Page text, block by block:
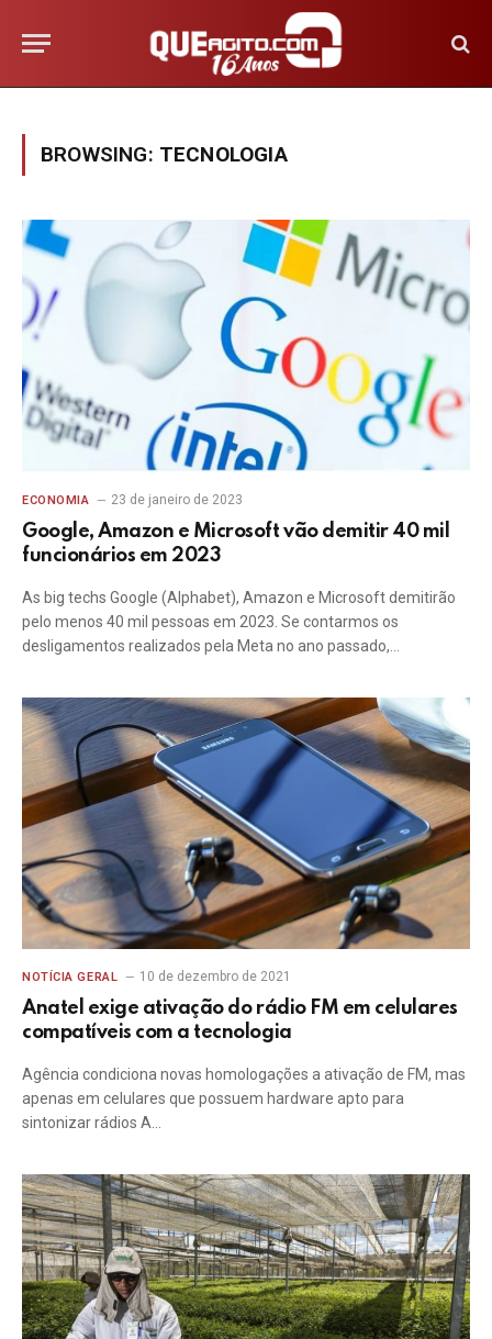
BROWSING: TECNOLOGIA
ECONOMIA 23 de janeiro de 2023
Google, Amazon e Microsoft vão demitir 40 mil
funcionários em 2023
As big techs Google (Alphabet), Amazon e Microsoft demitirão
pelo menos 40 mil pessoas em 2023. Se contarmos os
desligamentos realizados pela Meta no ano passado,…
NOTÍCIA GERAL 10 de dezembro de 2021
Anatel exige ativação do rádio FM em celulares
compatíveis com a tecnologia
Agência condiciona novas homologações a ativação de FM, mas
apenas em celulares que possuem hardware apto para
sintonizar rádios A…